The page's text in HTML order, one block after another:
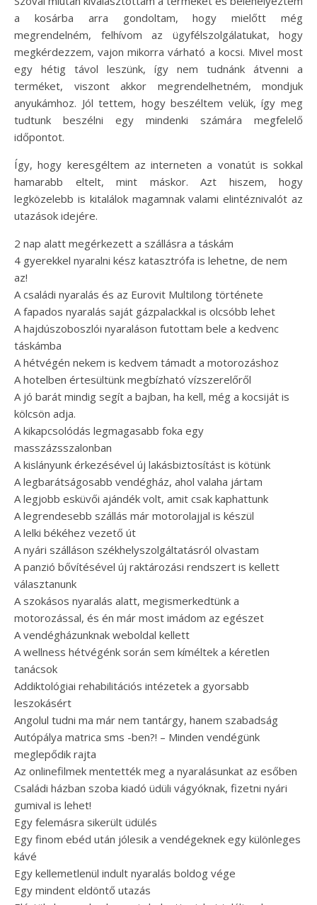
a kosárba arra gondoltam, hogy mielőtt még
megrendelném, felhívom az ügyfélszolgálatukat, hogy
megkérdezzem, vajon mikorra várható a kocsi. Mivel most
egy hétig távol leszünk, így nem tudnánk átvenni a
terméket, viszont akkor megrendelhetném, mondjuk
anyukámhoz. Jól tettem, hogy beszéltem velük, így meg
tudtunk beszélni egy mindenki számára megfelelő
időpontot.
Így, hogy keresgéltem az interneten a vonatút is sokkal
hamarabb eltelt, mint máskor. Azt hiszem, hogy
legközelebb is kitalálok magamnak valami elintéznivalót az
utazások idejére.
2 nap alatt megérkezett a szállásra a táskám
4 gyerekkel nyaralni kész katasztrófa is lehetne, de nem
az!
A családi nyaralás és az Eurovit Multilong története
A fapados nyaralás saját gázpalackkal is olcsóbb lehet
A hajdúszoboszlói nyaraláson futottam bele a kedvenc
táskámba
A hétvégén nekem is kedvem támadt a motorozáshoz
A hotelben értesültünk megbízható vízszerelőről
A jó barát mindig segít a bajban, ha kell, még a kocsiját is
kölcsön adja.
A kikapcsolódás legmagasabb foka egy
masszázsszalonban
A kislányunk érkezésével új lakásbiztosítást is kötünk
A legbarátságosabb vendégház, ahol valaha jártam
A legjobb esküvői ajándék volt, amit csak kaphattunk
A legrendesebb szállás már motorolajjal is készül
A lelki békéhez vezető út
A nyári szálláson székhelyszolgáltatásról olvastam
A panzió bővítésével új raktározási rendszert is kellett
választanunk
A szokásos nyaralás alatt, megismerkedtünk a
motorozással, és én már most imádom az egészet
A vendégházunknak weboldal kellett
A wellness hétvégénk során sem kíméltek a kéretlen
tanácsok
Addiktológiai rehabilitációs intézetek a gyorsabb
leszokásért
Angolul tudni ma már nem tantárgy, hanem szabadság
Autópálya matrica sms -ben?! – Minden vendégünk
meglepődik rajta
Az onlinefilmek mentették meg a nyaralásunkat az esőben
Családi házban szoba kiadó üdüli vágyóknak, fizetni nyári
gumival is lehet!
Egy felemásra sikerült üdülés
Egy finom ebéd után jólesik a vendégeknek egy különleges
kávé
Egy kellemetlenül indult nyaralás boldog vége
Egy mindent eldöntő utazás